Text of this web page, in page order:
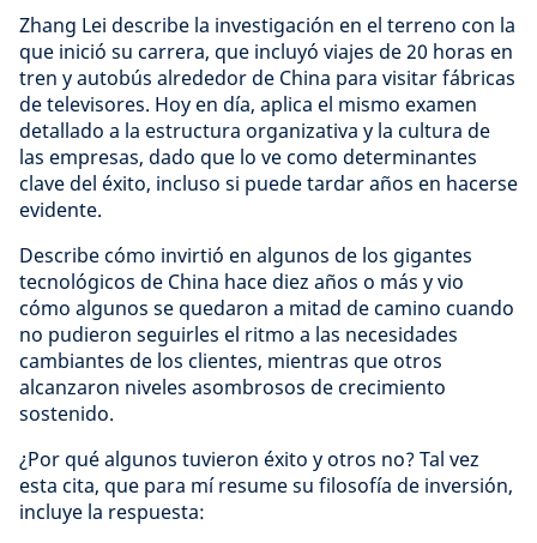
Zhang Lei describe la investigación en el terreno con la
que inició su carrera, que incluyó viajes de 20 horas en
tren y autobús alrededor de China para visitar fábricas
de televisores. Hoy en día, aplica el mismo examen
detallado a la estructura organizativa y la cultura de
las empresas, dado que lo ve como determinantes
clave del éxito, incluso si puede tardar años en hacerse
evidente.
Describe cómo invirtió en algunos de los gigantes
tecnológicos de China hace diez años o más y vio
cómo algunos se quedaron a mitad de camino cuando
no pudieron seguirles el ritmo a las necesidades
cambiantes de los clientes, mientras que otros
alcanzaron niveles asombrosos de crecimiento
sostenido.
¿Por qué algunos tuvieron éxito y otros no? Tal vez
esta cita, que para mí resume su filosofía de inversión,
incluye la respuesta: